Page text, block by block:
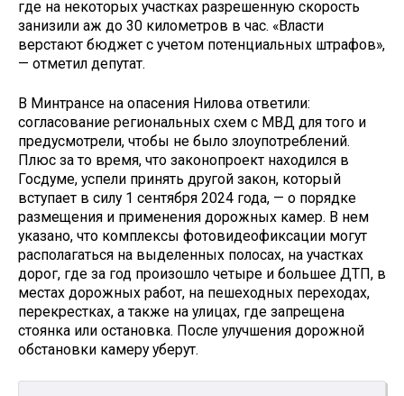
где на некоторых участках разрешенную скорость
занизили аж до 30 километров в час. «Власти
верстают бюджет с учетом потенциальных штрафов»,
— отметил депутат.
В Минтрансе на опасения Нилова ответили:
согласование региональных схем с МВД для того и
предусмотрели, чтобы не было злоупотреблений.
Плюс за то время, что законопроект находился в
Госдуме, успели принять другой закон, который
вступает в силу 1 сентября 2024 года, — о порядке
размещения и применения дорожных камер. В нем
указано, что комплексы фотовидеофиксации могут
располагаться на выделенных полосах, на участках
дорог, где за год произошло четыре и большее ДТП, в
местах дорожных работ, на пешеходных переходах,
перекрестках, а также на улицах, где запрещена
стоянка или остановка. После улучшения дорожной
обстановки камеру уберут.